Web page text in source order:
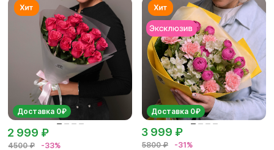
Доставка 0₽
4500 ₽ -33%
2 999 ₽
Доставка 0₽
5800 ₽ -31%
3 999 ₽